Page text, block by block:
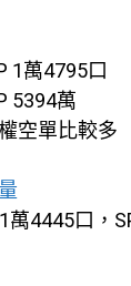
1萬4795口
5394萬
空單比較多
萬4445口，